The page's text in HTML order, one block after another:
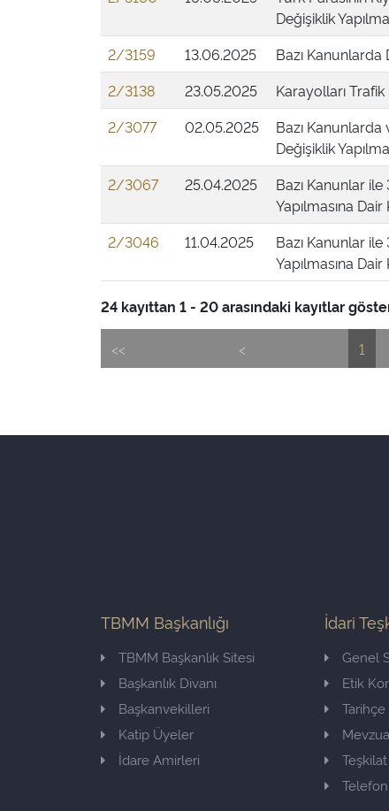
Değişiklik
2/3159
13.06.2025
Bazı Kanunlarda
2/3138
23.05.2025
Karayolları
2/3077
02.05.2025
Bazı
Değişiklik
2/3067
25.04.2025
Bazı Kanunlar
Yapılmasına
2/3046
11.04.2025
Bazı Kanunlar
Yapılmasına
24 kayıttan 1 - 20 arasındaki kayıtlar
<< < 1
TBMM Başkanlığı
TBMM Başkanlık Sitesi
Başkanlık Divanı
Başkanvekilleri
Katip Üyeler
İdare Amirleri
İdari
Genel
Etik
Tarihçe
Teşkilat